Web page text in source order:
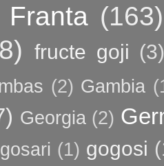
Franta (163)
fructe goji (3)
(2) Gambia
Georgia (2)
(1) gogosi